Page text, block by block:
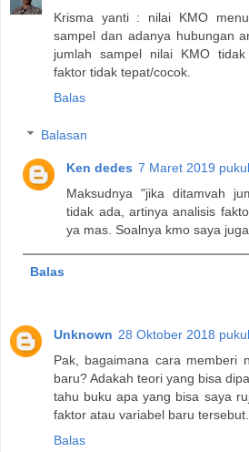
Krisma yanti : nilai KMO
sampel dan adanya hubungan
jumlah sampel nilai KMO
faktor tidak tepat/cocok.
Balas
Balasan
Ken dedes 7 Maret 2019
Maksudnya "jika ditamvah
tidak ada, artinya analisis
ya mas. Soalnya kmo saya
Balas
Unknown 28 Oktober 2018
Pak, bagaimana cara memberi
baru? Adakah teori yang bisa
tahu buku apa yang bisa saya
faktor atau variabel baru
Balas